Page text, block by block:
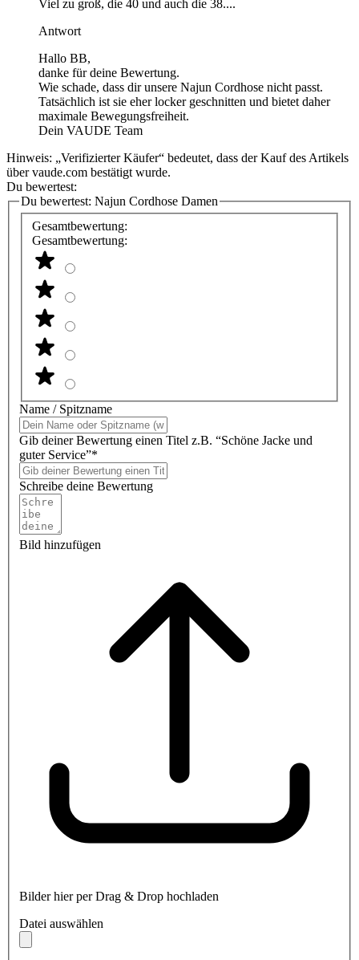
Viel zu groß, die 40 und auch die 38....
Antwort
Hallo BB,
danke für deine Bewertung.
Wie schade, dass dir unsere Najun Cordhose nicht passt.
Tatsächlich ist sie eher locker geschnitten und bietet daher
maximale Bewegungsfreiheit.
Dein VAUDE Team
Hinweis: „Verifizierter Käufer“ bedeutet, dass der Kauf des Artikels
über vaude.com bestätigt wurde.
Du bewertest:
Du bewertest: Najun Cordhose Damen
Gesamtbewertung:
Gesamtbewertung:
Name / Spitzname
Gib deiner Bewertung einen Titel z.B. “Schöne Jacke und
guter Service”*
Schreibe deine Bewertung
Bild hinzufügen
Bilder hier per Drag & Drop hochladen
Datei auswählen